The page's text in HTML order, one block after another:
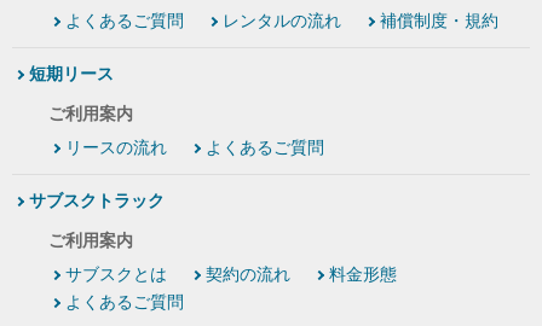
よくあるご質問
レンタルの流れ 補償制度・規約
短期リース
ご利用案内
リースの流れ
よくあるご質問
サブスクトラック
ご利用案内
サブスクとは
契約の流れ
料金形態
よくあるご質問